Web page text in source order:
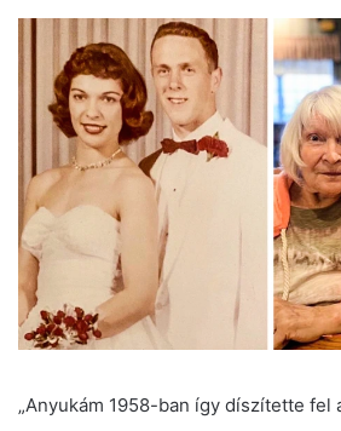
„Anyukám 1958-ban így díszítette fel